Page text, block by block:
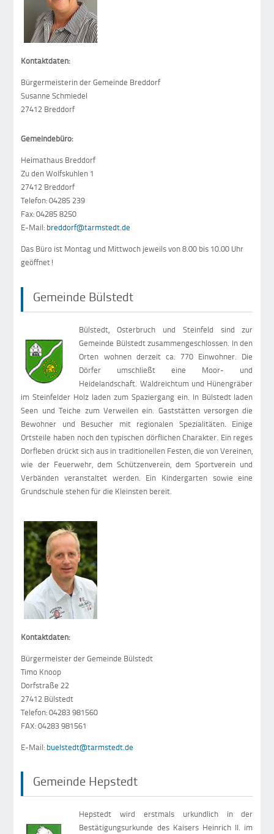
Kontaktdaten:
Bürgermeisterin der Gemeinde Breddorf
Susanne Schmiedel
27412 Breddorf
Gemeindebüro:
Heimathaus Breddorf
Zu den Wolfskuhlen 1
27412 Breddorf
Telefon: 04285 239
Fax: 04285 8250
E-Mail: breddorf@tarmstedt.de
Das Büro ist Montag und Mittwoch jeweils von 8.00 bis 10.00 Uhr
geöffnet!
Gemeinde Bülstedt
Bülstedt, Osterbruch und Steinfeld sind zur
Gemeinde Bülstedt zusammengeschlossen. In den
Orten wohnen derzeit ca. 770 Einwohner. Die
Dörfer umschließt eine Moor- und
Heidelandschaft. Waldreichtum und Hünengräber
im Steinfelder Holz laden zum Spaziergang ein. In Bülstedt laden
Seen und Teiche zum Verweilen ein. Gaststätten versorgen die
Bewohner und Besucher mit regionalen Spezialitäten. Einige
Ortsteile haben noch den typischen dörflichen Charakter. Ein reges
Dorfleben drückt sich aus in traditionellen Festen, die von Vereinen,
wie der Feuerwehr, dem Schützenverein, dem Sportverein und
Verbänden veranstaltet werden. Ein Kindergarten sowie eine
Grundschule stehen für die Kleinsten bereit.
Kontaktdaten:
Bürgermeister der Gemeinde Bülstedt
Timo Knoop
Dorfstraße 22
27412 Bülstedt
Telefon: 04283 981560
FAX: 04283 981561
E-Mail: buelstedt@tarmstedt.de
Gemeinde Hepstedt
Hepstedt wird erstmals urkundlich in der
Bestätigungsurkunde des Kaisers Heinrich II. im